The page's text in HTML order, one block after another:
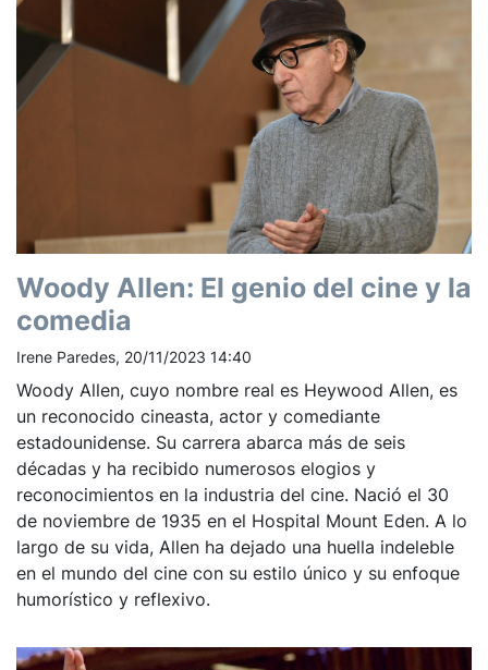
Woody Allen: El genio del cine y la
comedia
Irene Paredes, 20/11/2023 14:40
Woody Allen, cuyo nombre real es Heywood Allen, es
un reconocido cineasta, actor y comediante
estadounidense. Su carrera abarca más de seis
décadas y ha recibido numerosos elogios y
reconocimientos en la industria del cine. Nació el 30
de noviembre de 1935 en el Hospital Mount Eden. A lo
largo de su vida, Allen ha dejado una huella indeleble
en el mundo del cine con su estilo único y su enfoque
humorístico y reflexivo.